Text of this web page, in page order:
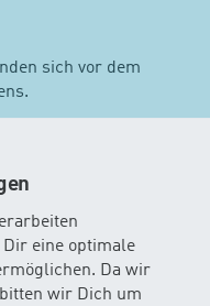
Dir eine optimale
Da wir
wir Dich um
sich vor dem
Maxi Cosi im
Garderobe zu